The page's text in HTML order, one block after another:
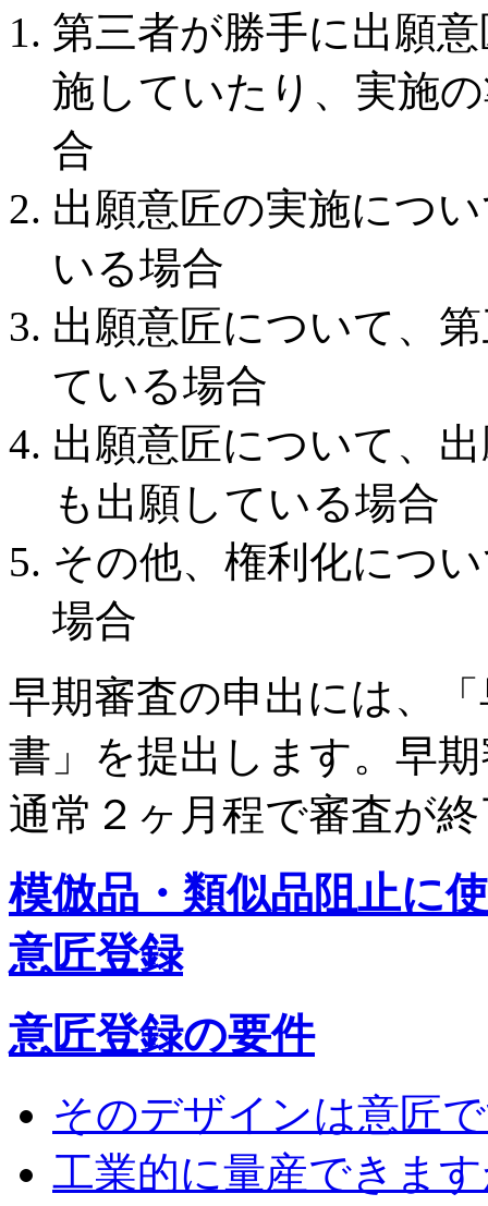
第三者が勝手に出願
施していたり、実施
合
出願意匠の実施につ
いる場合
出願意匠について、
ている場合
出願意匠について、
も出願している場合
その他、権利化につ
場合
早期審査の申出には、
書」を提出します。早
通常２ヶ月程で審査が
模倣品・類似品阻止に
意匠登録
意匠登録の要件
そのデザインは意匠
工業的に量産できま